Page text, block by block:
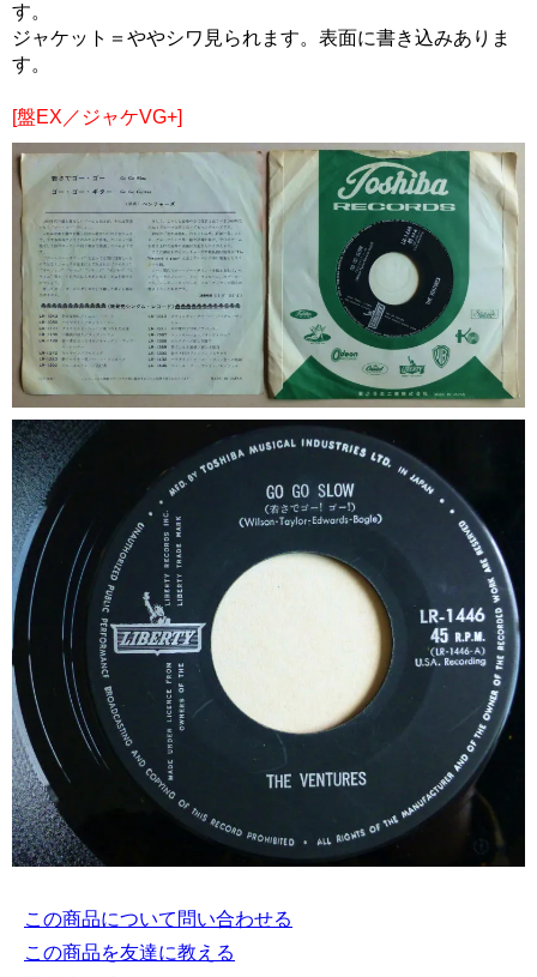
す。
ジャケット＝ややシワ見られます。表面に書き込みありま
す。
[盤EX／ジャケVG+]
この商品について問い合わせる
この商品を友達に教える